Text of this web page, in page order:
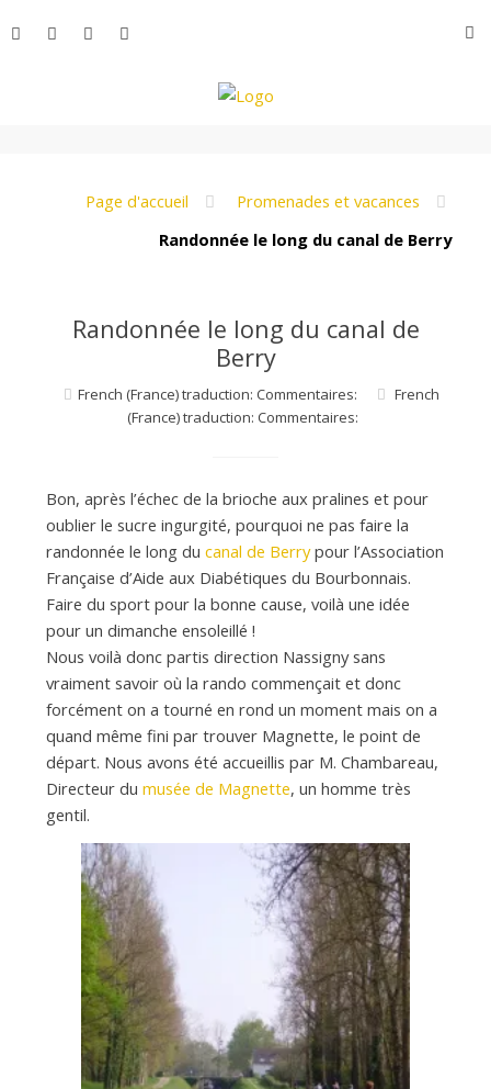
au
M
Page d'accueil
Promenades et vacances
Randonnée le long du canal de Berry
Randonnée le long du canal de
Berry
French (France) traduction: Commentaires:
French
(France) traduction: Commentaires:
Bon, après l’échec de la brioche aux pralines et pour
oublier le sucre ingurgité, pourquoi ne pas faire la
randonnée le long du canal de Berrypour l’Association
Française d’Aide aux Diabétiques du Bourbonnais.
Faire du sport pour la bonne cause, voilà une idée
pour un dimanche ensoleillé !
Nous voilà donc partis direction Nassigny sans
vraiment savoir où la rando commençait et donc
forcément on a tourné en rond un moment mais on a
quand même fini par trouver Magnette, le point de
départ. Nous avons été accueillis par M. Chambareau,
Directeur du musée de Magnette, un homme très
gentil.